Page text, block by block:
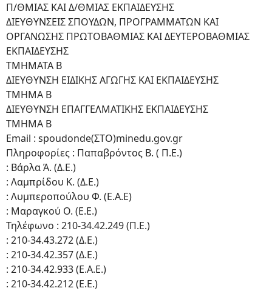
Π/ΘΜΙΑΣ ΚΑΙ Δ/ΘΜΙΑΣ ΕΚΠΑΙΔΕΥΣΗΣ
ΔΙΕΥΘΥΝΣΕΙΣ ΣΠΟΥΔΩΝ, ΠΡΟΓΡΑΜΜΑΤΩΝ ΚΑΙ
ΟΡΓΑΝΩΣΗΣ ΠΡΩΤΟΒΑΘΜΙΑΣ ΚΑΙ ΔΕΥΤΕΡΟΒΑΘΜΙΑΣ
ΕΚΠΑΙΔΕΥΣΗΣ
ΤΜΗΜΑΤΑ Β
ΔΙΕΥΘΥΝΣΗ ΕΙΔΙΚΗΣ ΑΓΩΓΗΣ ΚΑΙ ΕΚΠΑΙΔΕΥΣΗΣ
ΤΜΗΜΑ Β
ΔΙΕΥΘΥΝΣΗ ΕΠΑΓΓΕΛΜΑΤΙΚΗΣ ΕΚΠΑΙΔΕΥΣΗΣ
ΤΜΗΜΑ Β
Email : spoudonde(ΣΤΟ)minedu.gov.gr
Πληροφορίες : Παπαβρόντος Β. ( Π.Ε.)
: Βάρλα Ά. (Δ.Ε.)
: Λαμπρίδου Κ. (Δ.Ε.)
: Λυμπεροπούλου Φ. (Ε.Α.Ε)
: Μαραγκού Ο. (Ε.Ε.)
Τηλέφωνο : 210-34.42.249 (Π.Ε.)
: 210-34.43.272 (Δ.Ε.)
: 210-34.42.357 (Δ.Ε.)
: 210-34.42.933 (Ε.Α.Ε.)
: 210-34.42.212 (Ε.Ε.)